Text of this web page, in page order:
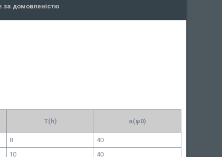
за домовленістю
T(h) α(φ0)
8
40
10
40